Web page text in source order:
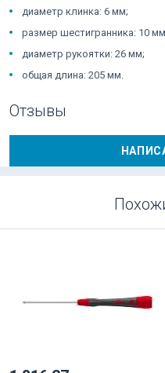
диаметр клинка: 6 мм;
размер шестигранника: 10
диаметр рукоятки: 26 мм;
общая длина: 205 мм.
Отзывы